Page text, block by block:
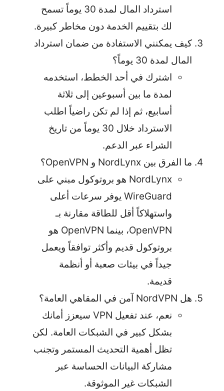
استرداد المال لمدة 30 يوماً تسمح
لك بتقييم الخدمة دون مخاطر كبيرة.
كيف يمكنني الاستفادة من ضمان استرداد
المال لمدة 30 يوماً؟
اشترك في أحد الخطط، استخدمه
لمدة ما بين أسبوعين إلى ثلاثة
أسابيع، ثم إذا لم تكن راضياً اطلب
الاسترداد خلال 30 يوماً من تاريخ
الشراء عبر الدعم.
ما الفرق بين NordLynx و OpenVPN؟
NordLynx هو بروتوكول مبني على
WireGuard يوفر سرعات أعلى
واستهلاكاً أقل للطاقة مقارنة بـ
OpenVPN، بينما OpenVPN هو
بروتوكول قديم وأكثر توافقاً ويعمل
جيداً في بيئات صعبة أو أنظمة
قديمة.
هل NordVPN آمن في المقاهي العامة؟
نعم، عند تفعيل VPN سيعزز أمانك
بشكل كبير في الشبكات العامة. لكن
تظل أهمية التحديث المستمر وتجنب
مشاركة البيانات الحساسة عبر
الشبكات غير الموثوقة.